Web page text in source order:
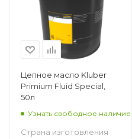
Цепное масло Kluber
Primium Fluid Special,
50л
Узнать свободное наличие
Страна изготовления